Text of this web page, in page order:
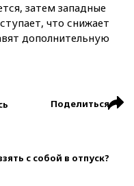
затем западные
что снижает
дополнительную
Поделиться
с собой в отпуск?